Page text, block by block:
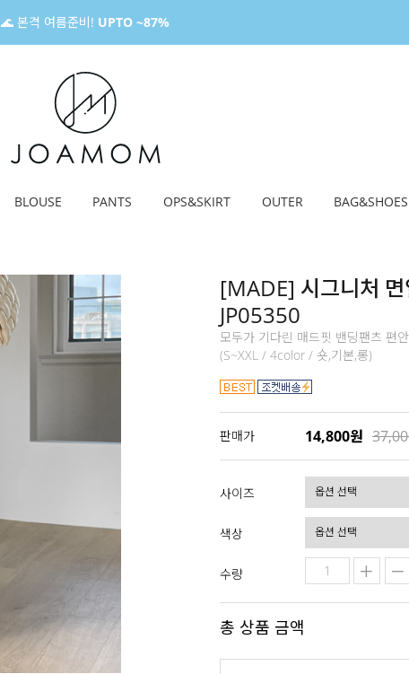
🌊 본격 여름준비! UPTO ~87%
BLOUSE PANTS OPS&SKIRT OUTER BAG&SHOES
[MADE] 시그니처
JP05350
모두가 기다린 매드핏 밴딩팬츠 편
(S~XXL / 4color / 숏,기본,롱)
판매가 14,800원
사이즈
색상
수량
총 상품 금액